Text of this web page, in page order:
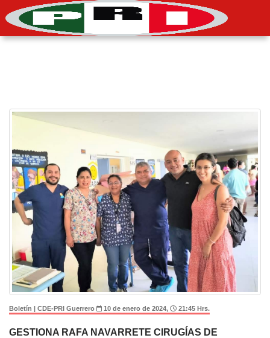
Boletín | CDE-PRI Guerrero 10 de enero de 2024, 21:45 Hrs.
GESTIONA RAFA NAVARRETE CIRUGÍAS DE